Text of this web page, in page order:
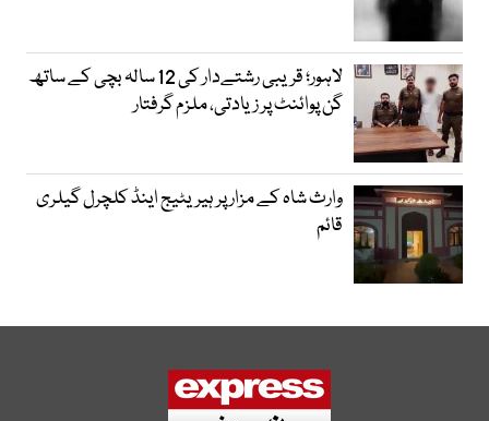
لاہور؛ قریبی رشتےدار کی 12 سالہ بچی کے ساتھ
گن پوائنٹ پر زیادتی، ملزم گرفتار
وارث شاہ کے مزار پر ہیریٹیج اینڈ کلچرل گیلری
قائم